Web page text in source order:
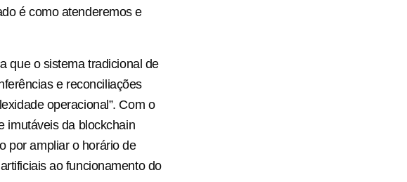
é como atenderemos e
que o sistema tradicional de
e reconciliações
operacional”. Com o
imutáveis da blockchain
por ampliar o horário de
ao funcionamento do